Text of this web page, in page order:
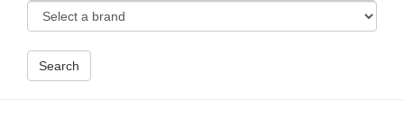
Search